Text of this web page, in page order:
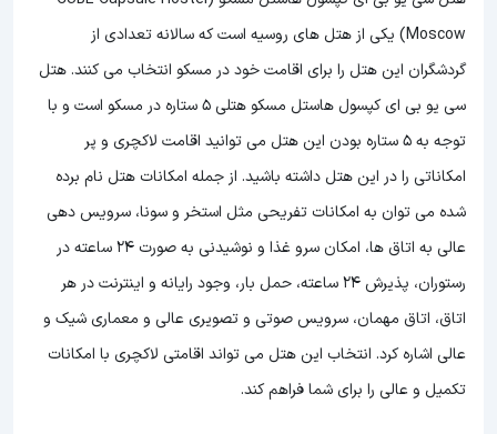
Moscow) یکی از هتل های روسیه است که سالانه تعدادی از
گردشگران این هتل را برای اقامت خود در مسکو انتخاب می کنند. هتل
سی یو بی ای کپسول هاستل مسکو هتلی 5 ستاره در مسکو است و با
توجه به 5 ستاره بودن این هتل
می توانید اقامت لاکچری و پر
امکاناتی را در این هتل داشته باشید. از جمله امکانات هتل نام برده
شده می توان به امکانات تفریحی مثل استخر و سونا، سرویس دهی
عالی به اتاق ها، امکان سرو غذا و نوشیدنی به صورت 24 ساعته در
رستوران، پذیرش 24 ساعته، حمل بار، وجود رایانه و اینترنت در هر
اتاق، اتاق مهمان، سرویس صوتی و تصویری عالی و معماری شیک و
عالی اشاره کرد. انتخاب این هتل می تواند اقامتی لاکچری با امکانات
تکمیل و عالی را برای شما فراهم کند.